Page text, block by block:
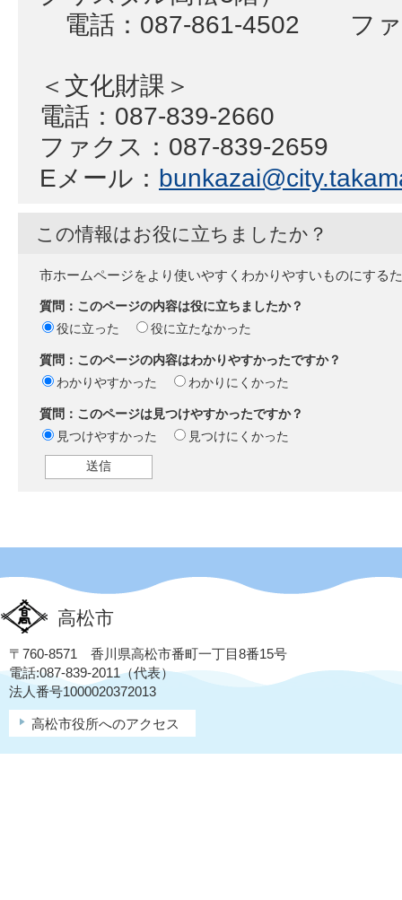
電話：087-861-4502 フ
＜文化財課＞
電話：087-839-2660
ファクス：087-839-2659
Eメール：
この情報はお役に立ちましたか？
市ホームページをより使いやすくわかりやすいものにする
質問：このページの内容は役に立ちましたか？
役に立った
役に立たなかった
質問：このページの内容はわかりやすかったですか？
わかりやすかった
わかりにくかった
質問：このページは見つけやすかったですか？
見つけやすかった
見つけにくかった
高松市
〒760-8571 香川県高松市番町一丁目8番15号
電話:087-839-2011（代表）
法人番号1000020372013
高松市役所へのアクセス